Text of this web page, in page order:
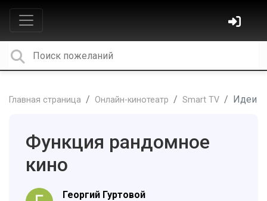
Главная страница Онлайн-кинотеатр Smart TV Идеи
Функция рандомное
кино
Георгий Гуртовой